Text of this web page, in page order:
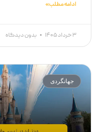
ادامه مطلب »
۳ خرداد ۱۴۰۵ بدون دیدگاه
جهانگردی